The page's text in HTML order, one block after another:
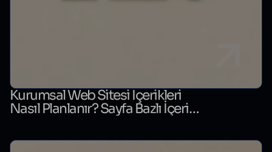
Kurumsal Web Sitesi İçerikleri
Nasıl Planlanır? Sayfa Bazlı İçerik